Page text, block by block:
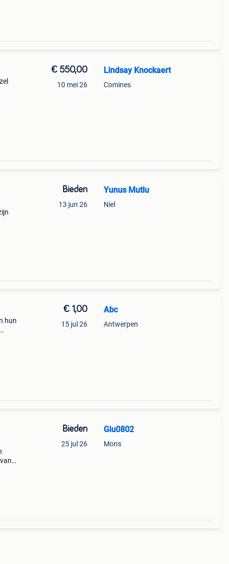
€ 550,00
10 mei 26
Lindsay Knockaert
Comines
Bieden
13 jun 26
Yunus Mutlu
Niel
hun
€ 1,00
15 jul 26
Abc
Antwerpen
Bieden
25 jul 26
Giu0802
Mons